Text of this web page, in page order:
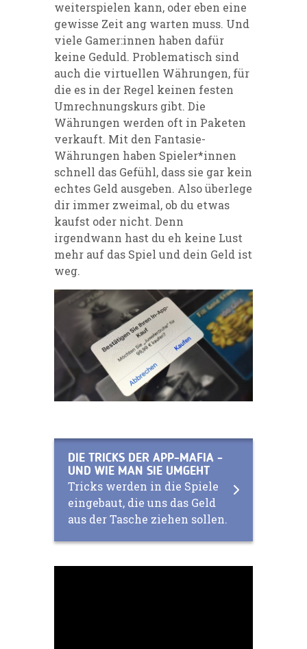
weiterspielen kann, oder eben eine
gewisse Zeit ang warten muss. Und
viele Gamer:innen haben dafür
keine Geduld. Problematisch sind
auch die virtuellen Währungen, für
die es in der Regel keinen festen
Umrechnungskurs gibt. Die
Währungen werden oft in Paketen
verkauft. Mit den Fantasie-
Währungen haben Spieler*innen
schnell das Gefühl, dass sie gar kein
echtes Geld ausgeben. Also überlege
dir immer zweimal, ob du etwas
kaufst oder nicht. Denn
irgendwann hast du eh keine Lust
mehr auf das Spiel und dein Geld ist
weg.
DIE TRICKS DER APP-MAFIA -
UND WIE MAN SIE UMGEHT
Tricks werden in die Spiele
eingebaut, die uns das Geld
aus der Tasche ziehen sollen.